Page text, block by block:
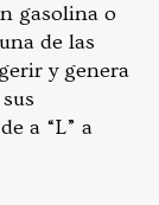
gasolina o
de las
y genera
a “L” a